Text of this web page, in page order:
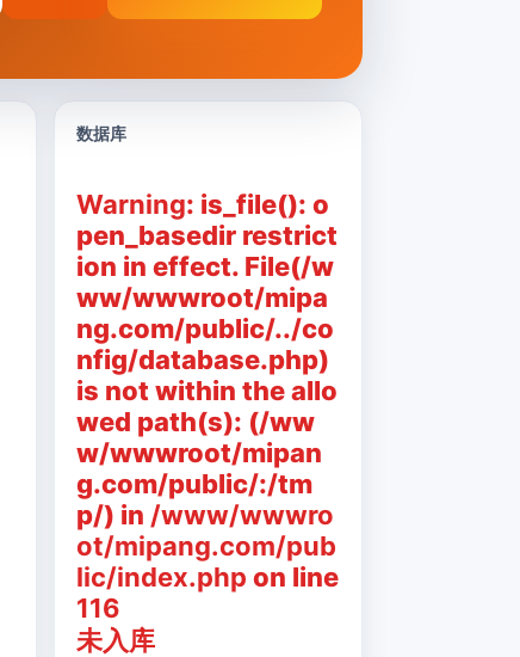
数据库
Warning: is_file(): o
pen_basedir restrict
ion in effect. File(/w
ww/wwwroot/mipa
ng.com/public/../co
nfig/database.php)
is not within the allo
wed path(s): (/ww
w/wwwroot/mipan
g.com/public/:/tm
p/) in /www/wwwro
ot/mipang.com/pub
lic/index.php on line
116
未入库